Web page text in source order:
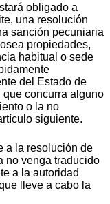
obligado a
una resolución
sanción pecuniaria
propiedades,
habitual o sede
del Estado de
concurra alguno
o la no
siguiente.
a la resolución de
no venga traducido
a la autoridad
lleve a cabo la